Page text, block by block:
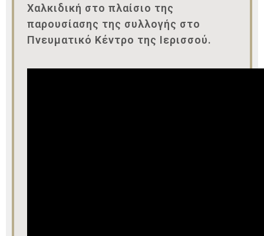
Χαλκιδική στο πλαίσιο της
παρουσίασης της συλλογής στο
Πνευματικό Κέντρο της Ιερισσού.